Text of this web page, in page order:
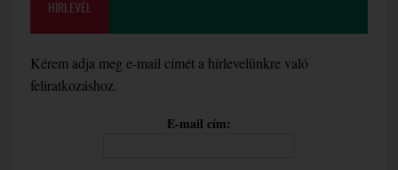
HÍRLEVÉL
Kérem adja meg e-mail címét a hírlevelünkre való
feliratkozáshoz.
E-mail cím: